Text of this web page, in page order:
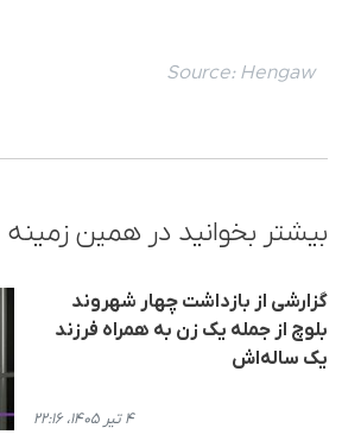
Source: Hengaw
بیشتر بخوانید در همین زمینه
گزارشی از بازداشت چهار شهروند
بلوچ از جمله یک زن به همراه فرزند
یک ساله‌اش
۴ تیر ۱۴۰۵، ۲۲:۱۶